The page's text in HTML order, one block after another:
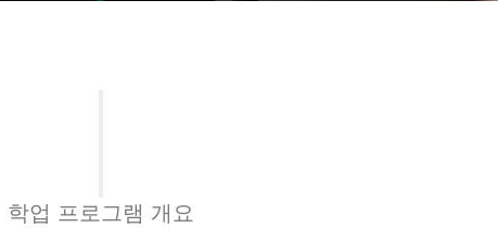
학업 프로그램 개요